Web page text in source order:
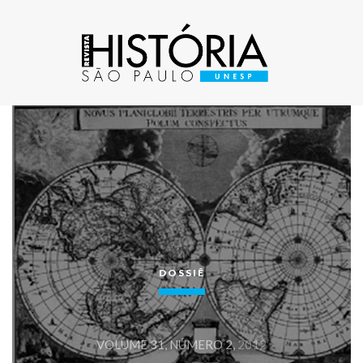
DOSSIÊ
VOLUME 31, NÚMERO 2, 2012